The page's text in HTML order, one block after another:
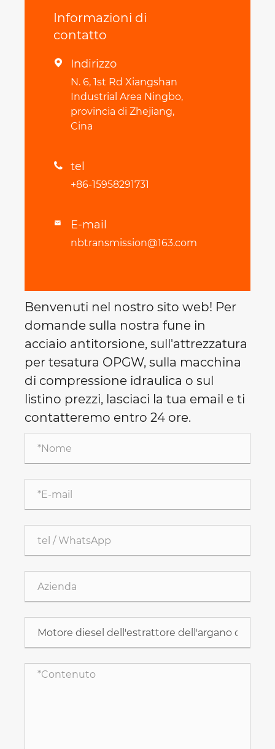
Informazioni di
contatto
 Indirizzo
N. 6, 1st Rd Xiangshan
Industrial Area Ningbo,
provincia di Zhejiang,
Cina
 tel
+86-15958291731
 E-mail
nbtransmission@163.com
Benvenuti nel nostro sito web! Per
domande sulla nostra fune in
acciaio antitorsione, sull'attrezzatura
per tesatura OPGW, sulla macchina
di compressione idraulica o sul
listino prezzi, lasciaci la tua email e ti
contatteremo entro 24 ore.